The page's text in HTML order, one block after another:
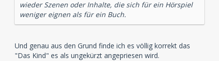
wieder Szenen oder Inhalte, die sich für ein Hörspiel
weniger eignen als für ein Buch.
Und genau aus den Grund finde ich es völlig korrekt das
"Das Kind" es als ungekürzt angepriesen wird.